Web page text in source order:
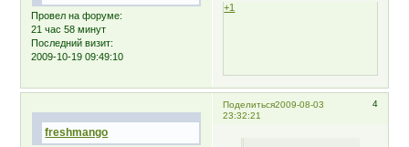
Провел на форуме:
21 час 58 минут
Последний визит:
2009-10-19 09:49:10
+1
Поделиться 4
2009-08-03
23:32:21
freshmango